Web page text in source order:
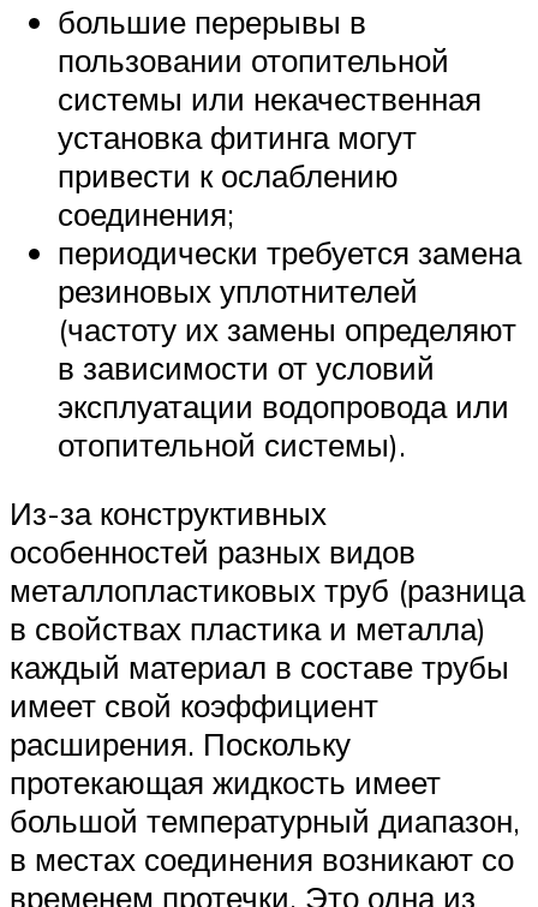
большие перерывы в
пользовании отопительной
системы или некачественная
установка фитинга могут
привести к ослаблению
соединения;
периодически требуется замена
резиновых уплотнителей
(частоту их замены определяют
в зависимости от условий
эксплуатации водопровода или
отопительной системы).
Из-за конструктивных
особенностей разных видов
металлопластиковых труб (разница
в свойствах пластика и металла)
каждый материал в составе трубы
имеет свой коэффициент
расширения. Поскольку
протекающая жидкость имеет
большой температурный диапазон,
в местах соединения возникают со
временем протечки. Это одна из